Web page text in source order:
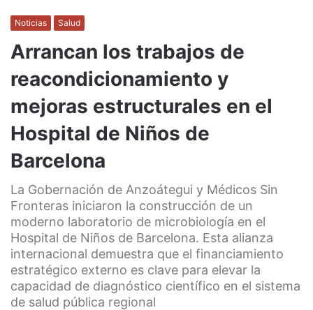
Noticias Salud
Arrancan los trabajos de
reacondicionamiento y
mejoras estructurales en el
Hospital de Niños de
Barcelona
La Gobernación de Anzoátegui y Médicos Sin
Fronteras iniciaron la construcción de un
moderno laboratorio de microbiología en el
Hospital de Niños de Barcelona. Esta alianza
internacional demuestra que el financiamiento
estratégico externo es clave para elevar la
capacidad de diagnóstico científico en el sistema
de salud pública regional